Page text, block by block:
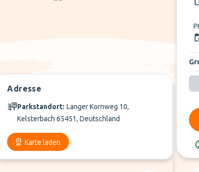
Adresse
Parkstandort: Langer Kornweg 10,
Kelsterbach 65451, Deutschland
Karte laden